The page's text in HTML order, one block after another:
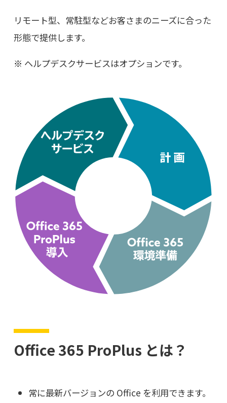
リモート型、常駐型などお客さまのニーズに合った
形態で提供します。
ヘルプデスクサービスはオプションです。
Office 365 ProPlus とは？
常に最新バージョンの Office を利用できます。